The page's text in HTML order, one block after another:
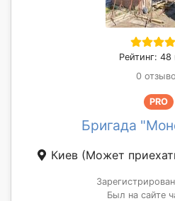
Рейтинг: 48
0
PRO
Бригада
Киев (Может
Был на сайте